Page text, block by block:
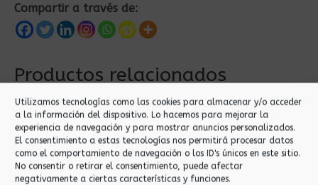
Utilizamos tecnologías como las cookies para almacenar y/o acceder
a la información del dispositivo. Lo hacemos para mejorar la
experiencia de navegación y para mostrar anuncios personalizados.
El consentimiento a estas tecnologías nos permitirá procesar datos
como el comportamiento de navegación o los ID's únicos en este sitio.
No consentir o retirar el consentimiento, puede afectar
negativamente a ciertas características y funciones.
Compartir a través de:
Productos relacionados